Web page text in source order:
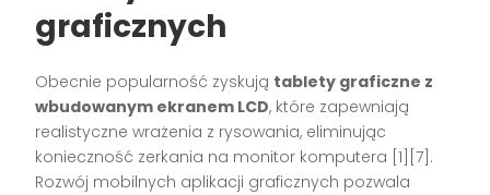
graficznych
Obecnie popularność zyskują tablety graficzne z
wbudowanym ekranem LCD, które zapewniają
realistyczne wrażenia z rysowania, eliminując
konieczność zerkania na monitor komputera [1][7] .
Rozwój mobilnych aplikacji graficznych pozwala